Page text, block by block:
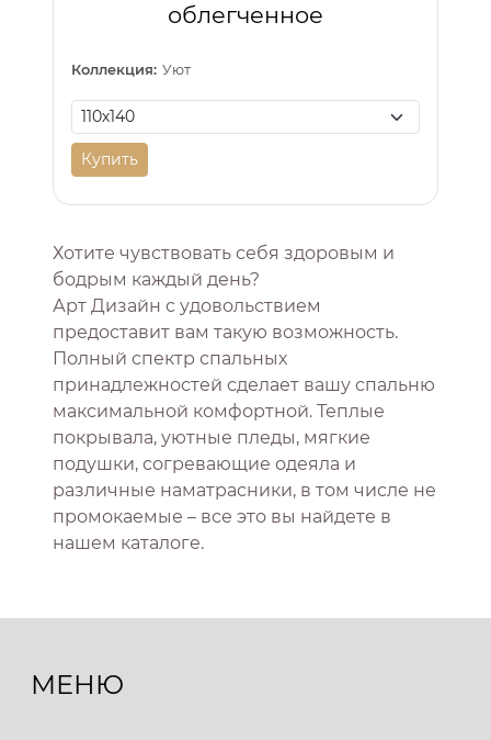
облегченное
Коллекция: Уют
Купить
Хотите чувствовать себя здоровым и
бодрым каждый день?
Арт Дизайн с удовольствием
предоставит вам такую возможность.
Полный спектр спальных
принадлежностей сделает вашу спальню
максимальной комфортной. Теплые
покрывала, уютные пледы, мягкие
подушки, согревающие одеяла и
различные наматрасники, в том числе не
промокаемые – все это вы найдете в
нашем каталоге.
МЕНЮ